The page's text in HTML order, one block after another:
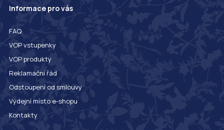
Informace pro vás
FAQ
VOP vstupenky
VOP produkty
Reklamační řád
Odstoupení od smlouvy
Výdejní místo e-shopu
Kontakty